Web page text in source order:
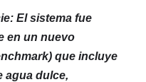
El sistema fue
en un nuevo
que incluye
agua dulce,